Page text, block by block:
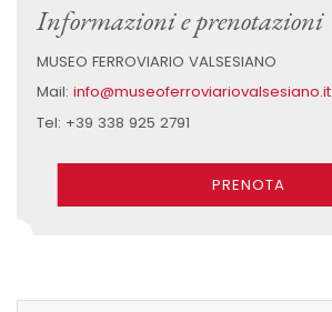
Informazioni e prenotazioni
MUSEO FERROVIARIO VALSESIANO
Mail: info@museoferroviariovalsesiano.it
Tel: +39 338 925 2791
PRENOTA